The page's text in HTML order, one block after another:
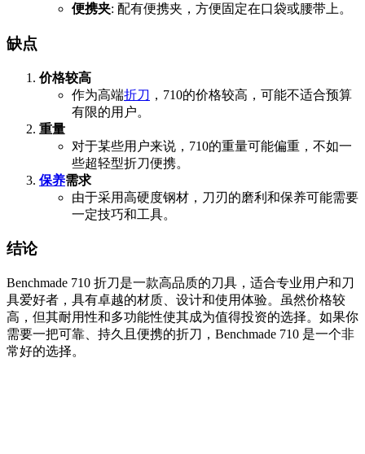
便携夹: 配有便携夹，方便固定在口袋或腰带上。
缺点
价格较高
作为高端折刀 ，710的价格较高，可能不适合预算
有限的用户。
重量
对于某些用户来说，710的重量可能偏重，不如一
些超轻型折刀便携。
保养需求
由于采用高硬度钢材，刀刃的磨利和保养可能需要
一定技巧和工具。
结论
Benchmade 710 折刀是一款高品质的刀具，适合专业用户和刀
具爱好者，具有卓越的材质、设计和使用体验。虽然价格较
高，但其耐用性和多功能性使其成为值得投资的选择。如果你
需要一把可靠、持久且便携的折刀，Benchmade 710 是一个非
常好的选择。